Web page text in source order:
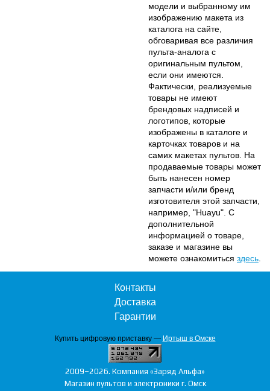
модели и выбранному им
изображению макета из
каталога на сайте,
обговаривая все различия
пульта-аналога с
оригинальным пультом,
если они имеются.
Фактически, реализуемые
товары не имеют
брендовых надписей и
логотипов, которые
изображены в каталоге и
карточках товаров и на
самих макетах пультов. На
продаваемые товары может
быть нанесен номер
запчасти и/или бренд
изготовителя этой запчасти,
например, "Huayu". С
дополнительной
информацией о товаре,
заказе и магазине вы
можете ознакомиться здесь
Контакты
Доставка
Гарантии
2009–2026. Компания «Заряд Альфа»
Магазин пультов и электроники г. Омск
Купить цифровую приставку — Иртыш в Омске